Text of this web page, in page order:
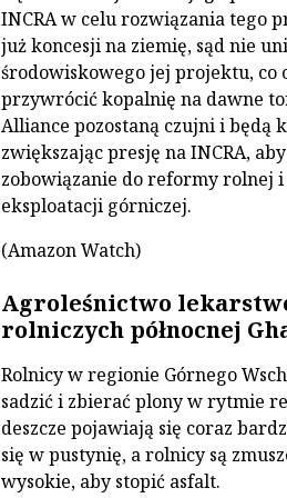
INCRA w celu rozwiązania tego
już koncesji na ziemię, sąd nie
środowiskowego jej projektu, co
przywrócić kopalnię na dawne
Alliance pozostaną czujni i będą
zwiększając presję na INCRA,
zobowiązanie do reformy rolnej
eksploatacji górniczej.
(Amazon Watch)
Agroleśnictwo
rolniczych północnej
Rolnicy w regionie Górnego
sadzić i zbierać plony w rytmie
deszcze pojawiają się coraz
się w pustynię, a rolnicy są
wysokie, aby stopić asfalt.